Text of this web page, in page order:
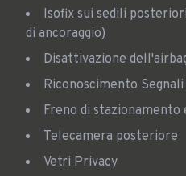
Isofix sui sedili posteriori laterali e top tether (3° punto
di ancoraggio)
Disattivazione
Riconoscimento
Freno di
Telecamera posteriore
Vetri Privacy